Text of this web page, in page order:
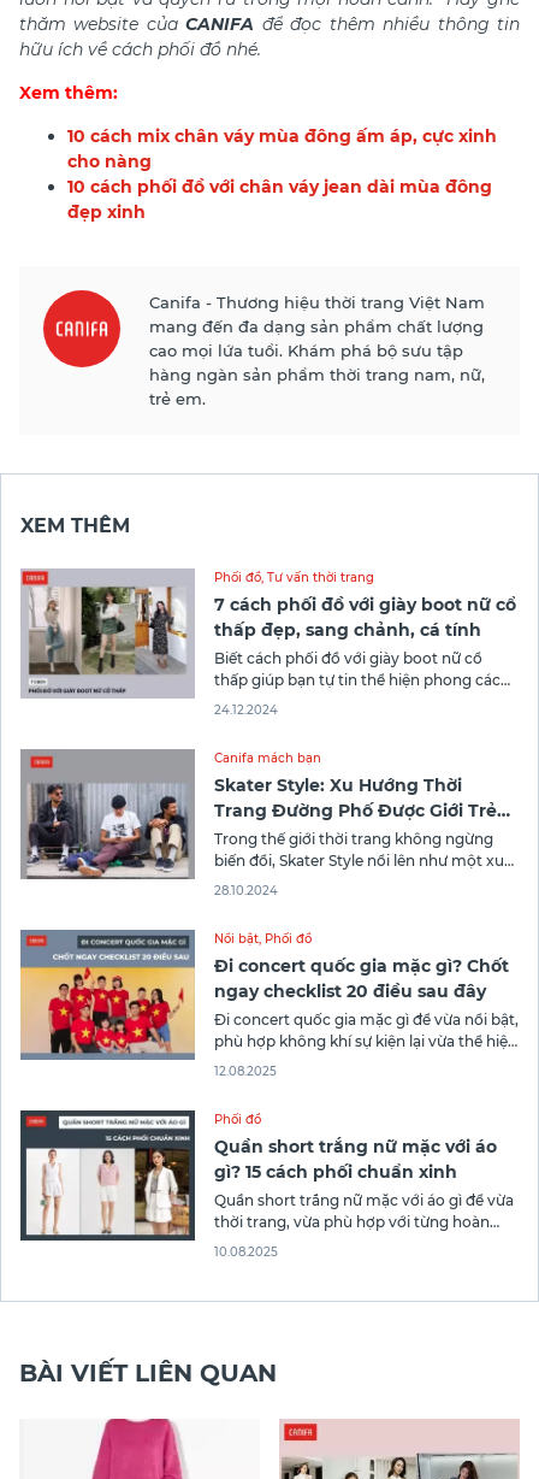
thăm website củaCANIFA để đọc thêm nhiều thông tin
hữu ích về cách phối đồ nhé.
Xem thêm:
10 cách mix chân váy mùa đông ấm áp, cực xinh
cho nàng
10 cách phối đồ với chân váy jean dài mùa đông
đẹp xinh
Canifa - Thương hiệu thời trang Việt Nam
mang đến đa dạng sản phẩm chất lượng
cao mọi lứa tuổi. Khám phá bộ sưu tập
hàng ngàn sản phẩm thời trang nam, nữ,
trẻ em.
XEM THÊM
Phối đồ, Tư vấn thời trang
7 cách phối đồ với giày boot nữ cổ
thấp đẹp, sang chảnh, cá tính
Biết cách phối đồ với giày boot nữ cổ
thấp giúp bạn tự tin thể hiện phong cách
mùa đông ấm áp mà sành điệu. Vậy đó là
nhé!
24.12.2024
Canifa mách bạn
Skater Style: Xu Hướng Thời
Trang Đường Phố Được Giới Trẻ
Yêu Thích
Trong thế giới thời trang không ngừng
biến đổi, Skater Style nổi lên như một xu
hướng đầy cá tính. Phong cách này
tạo. Nếu bạn đang muốn tìm hiểu rõ hơn
28.10.2024
Nổi bật, Phối đồ
Đi concert quốc gia mặc gì? Chốt
ngay checklist 20 điều sau đây
Đi concert quốc gia mặc gì để vừa nổi bật,
phù hợp không khí sự kiện lại vừa thể hiện
tinh thần dân tộc? Đây là câu hỏi khiến
được tổ chức.
12.08.2025
Phối đồ
Quần short trắng nữ mặc với áo
gì? 15 cách phối chuẩn xinh
Quần short trắng nữ mặc với áo gì để vừa
thời trang, vừa phù hợp với từng hoàn
cảnh là câu hỏi khiến nhiều cô nàng băn
trắng luôn nằm trong danh sách
10.08.2025
BÀI VIẾT LIÊN QUAN